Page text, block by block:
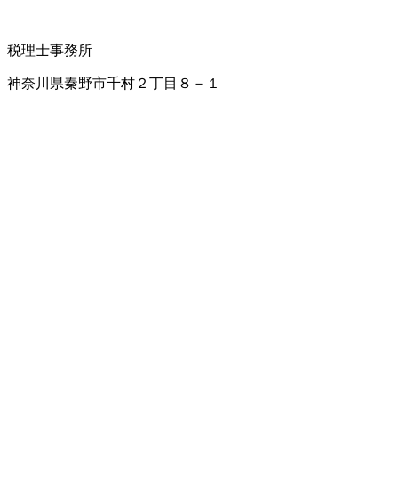
税理士事務所
神奈川県秦野市千村２丁目８－１